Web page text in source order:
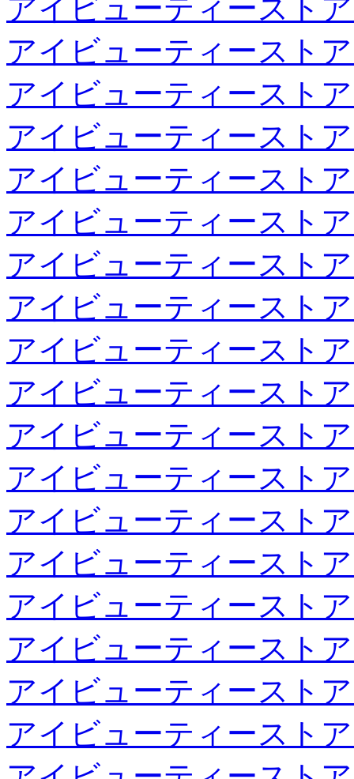
アイビューティースト
アイビューティースト
アイビューティースト
アイビューティースト
アイビューティースト
アイビューティースト
アイビューティースト
アイビューティースト
アイビューティースト
アイビューティースト
アイビューティースト
アイビューティースト
アイビューティースト
アイビューティースト
アイビューティースト
アイビューティースト
アイビューティースト
アイビューティースト